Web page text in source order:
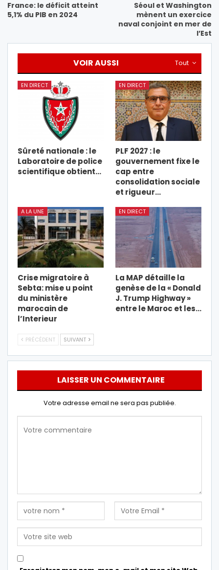
France: le déficit atteint
5,1% du PIB en 2024
Séoul et Washington
mènent un exercice
naval conjoint en mer de
l’Est
Tout
VOIR AUSSI
EN DIRECT
Sûreté nationale : le
Laboratoire de police
scientifique obtient…
EN DIRECT
PLF 2027 : le
gouvernement fixe le
cap entre
consolidation sociale
et rigueur…
A LA UNE
Crise migratoire à
Sebta: mise u point
du ministère
marocain de
l’Interieur
EN DIRECT
La MAP détaille la
genèse de la « Donald
J. Trump Highway »
entre le Maroc et les…
PRÉCÉDENT SUIVANT
LAISSER UN COMMENTAIRE
Votre adresse email ne sera pas publiée.